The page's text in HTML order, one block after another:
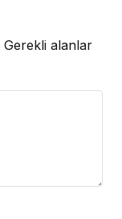
Gerekli alanlar